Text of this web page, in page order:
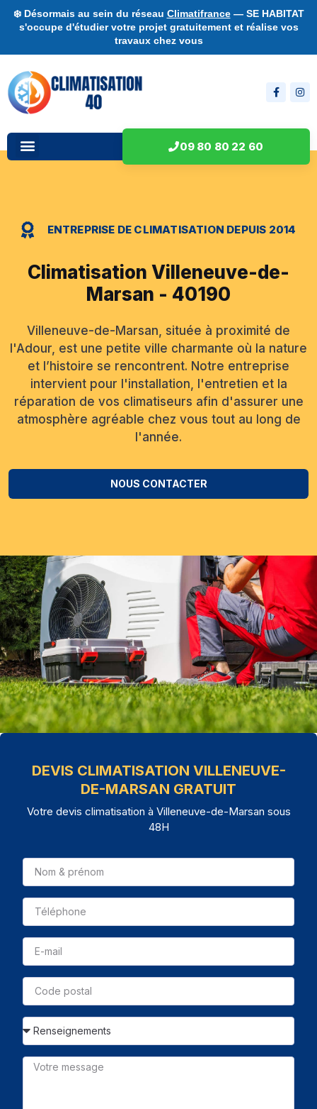
❄️ Désormais au sein du réseau Climatifrance— SE HABITAT
s'occupe d'étudier votre projet gratuitement et réalise vos
travaux chez vous
09 80 80 22 60
ENTREPRISE DE CLIMATISATION DEPUIS 2014
Climatisation Villeneuve-de-
Marsan - 40190
Villeneuve-de-Marsan, située à proximité de
l'Adour, est une petite ville charmante où la nature
et l’histoire se rencontrent. Notre entreprise
intervient pour l'installation, l'entretien et la
réparation de vos climatiseurs afin d'assurer une
atmosphère agréable chez vous tout au long de
l'année.
NOUS CONTACTER
DEVIS CLIMATISATION VILLENEUVE-
DE-MARSAN GRATUIT
Votre devis climatisation à Villeneuve-de-Marsan sous
48H